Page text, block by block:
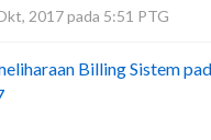
2017 pada 5:51 PTG
Billing Sistem